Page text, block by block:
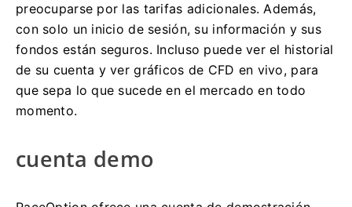
preocuparse por las tarifas adicionales.Además,
con solo un inicio de sesión, su información y sus
fondos están seguros. Incluso puede ver el historial
de su cuenta y ver gráficos de CFD en vivo, para
que sepa lo que sucede en el mercado en todo
momento.
cuenta demo